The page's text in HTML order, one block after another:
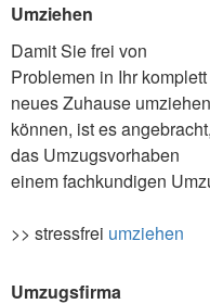
Umziehen
Damit Sie frei von
Problemen in Ihr komplett
neues Zuhause umziehen
können, ist es angebracht,
das Umzugsvorhaben
einem fachkundigen
>> stressfrei umziehen
Umzugsfirma